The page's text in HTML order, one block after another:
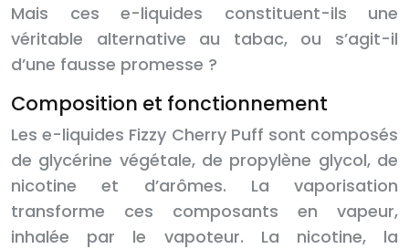
Mais ces e-liquides constituent-ils une
véritable alternative au tabac, ou s’agit-il
d’une fausse promesse ?
Composition et fonctionnement
Les e-liquides Fizzy Cherry Puff sont composés
de glycérine végétale, de propylène glycol, de
nicotine et d’arômes. La vaporisation
transforme ces composants en vapeur,
inhalée par le vapoteur. La nicotine, la